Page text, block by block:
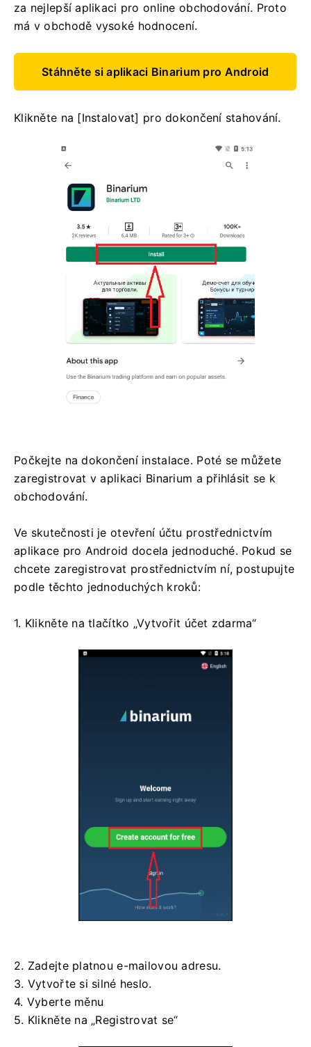
za nejlepší aplikaci pro online obchodování. Proto
má v obchodě vysoké hodnocení.
Stáhněte si aplikaci Binarium pro Android
Klikněte na [Instalovat] pro dokončení stahování.
Počkejte na dokončení instalace. Poté se můžete
zaregistrovat v aplikaci Binarium a přihlásit se k
obchodování.
Ve skutečnosti je otevření účtu prostřednictvím
aplikace pro Android docela jednoduché. Pokud se
chcete zaregistrovat prostřednictvím ní, postupujte
podle těchto jednoduchých kroků:
1. Klikněte na tlačítko „Vytvořit účet zdarma“
2. Zadejte platnou e-mailovou adresu.
3. Vytvořte si silné heslo.
4. Vyberte měnu
5. Klikněte na „Registrovat se“